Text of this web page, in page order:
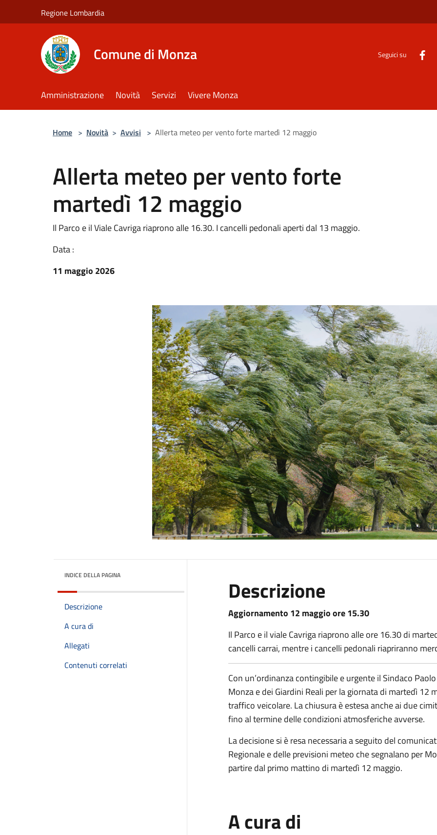
Regione Lombardia
Comune di Monza Seguici su
Amministrazione Novità Servizi Vivere Monza
Home > Novità > Avvisi > Allerta meteo per vento forte martedì 12 maggio
Allerta meteo per vento forte
martedì 12 maggio
Il Parco e il Viale Cavriga riaprono alle 16.30. I cancelli pedonali aperti dal 13 maggio.
Data :
11 maggio 2026
INDICE DELLA PAGINA
Descrizione
A cura di
Allegati
Contenuti correlati
Descrizione
Aggiornamento 12 maggio ore 15.30
Il Parco e il viale Cavriga riaprono alle ore 16.30 di
cancelli carrai, mentre i cancelli pedonali riapriranno
Con un’ordinanza contingibile e urgente il Sindaco
Monza e dei Giardini Reali per la giornata di martedì 12
traffico veicolare. La chiusura è estesa anche ai due
fino al termine delle condizioni atmosferiche avverse.
La decisione si è resa necessaria a seguito del
Regionale e delle previsioni meteo che segnalano per
partire dal primo mattino di martedì 12 maggio.
A cura di